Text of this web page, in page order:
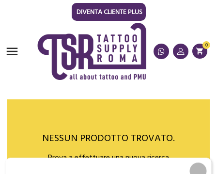
DIVENTA CLIENTE PLUS
 shopping_cart
0
NESSUN PRODOTTO TROVATO.
Prova a effettuare una nuova ricerca